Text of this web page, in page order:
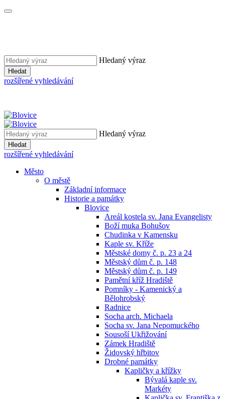
Hledaný výraz
Hledat
rozšířené vyhledávání
Hledaný výraz
Hledat
rozšířené vyhledávání
Město
O městě
Základní informace
Historie a památky
Blovice
Areál kostela sv. Jana Evangelisty
Boží muka Bohušov
Chudinka v Kamensku
Kaple sv. Kříže
Městské domy č. p. 23 a 24
Městský dům č. p. 148
Městský dům č. p. 149
Pamětní kříž Hradiště
Pomníky - Kamenický a
Bělohrobský
Radnice
Socha arch. Michaela
Socha sv. Jana Nepomuckého
Sousoší Ukřižování
Zámek Hradiště
Židovský hřbitov
Drobné památky
Kapličky a křížky
Bývalá kaple sv.
Markéty